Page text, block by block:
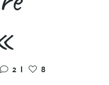
2 | 8